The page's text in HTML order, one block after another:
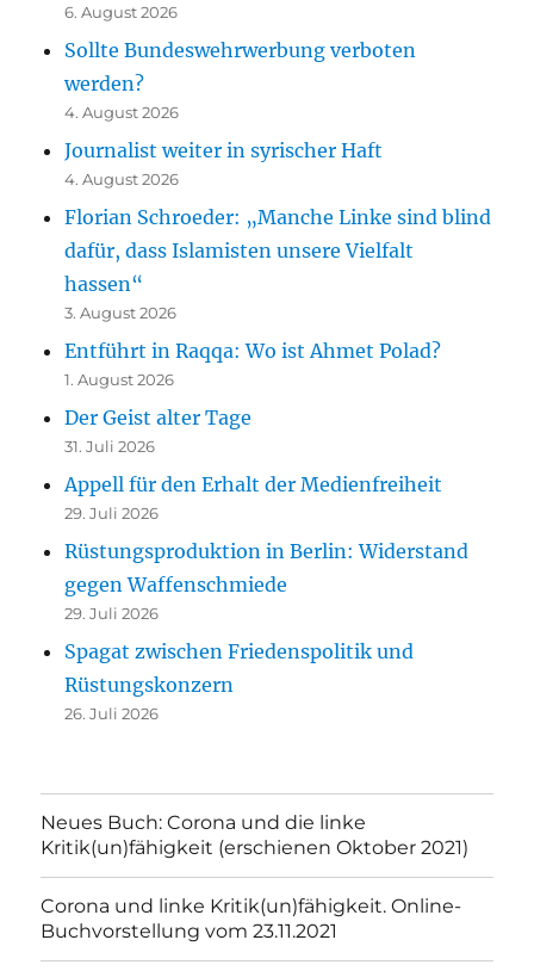
6. August 2026
Sollte Bundeswehrwerbung verboten
werden?
4. August 2026
Journalist weiter in syrischer Haft
4. August 2026
Florian Schroeder: „Manche Linke sind blind
dafür, dass Islamisten unsere Vielfalt
hassen“
3. August 2026
Entführt in Raqqa: Wo ist Ahmet Polad?
1. August 2026
Der Geist alter Tage
31. Juli 2026
Appell für den Erhalt der Medienfreiheit
29. Juli 2026
Rüstungsproduktion in Berlin: Widerstand
gegen Waffenschmiede
29. Juli 2026
Spagat zwischen Friedenspolitik und
Rüstungskonzern
26. Juli 2026
Neues Buch: Corona und die linke
Kritik(un)fähigkeit (erschienen Oktober 2021)
Corona und linke Kritik(un)fähigkeit. Online-
Buchvorstellung vom 23.11.2021